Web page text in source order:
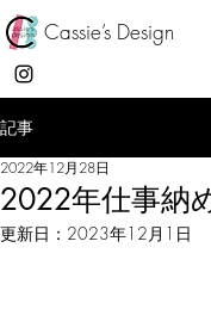
Cassie’s Design
記事
2022年仕事納
2022年12月28日
更新日： 2023年12月1日